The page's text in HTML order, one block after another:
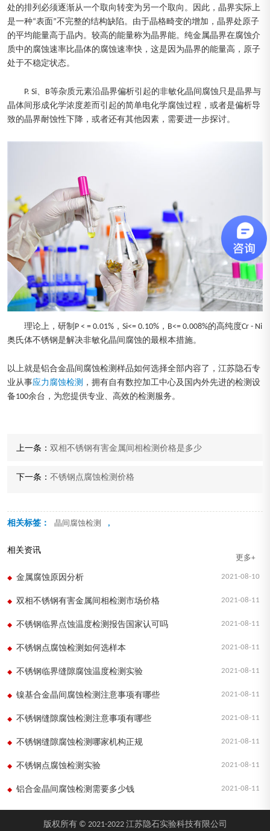
处的排列必须逐渐从一个取向转变为另一个取向。因此，晶界实际上
是一种“表面”不完整的结构缺陷。由于晶格畸变的增加，晶界处原子
的平均能量高于晶内。较高的能量称为晶界能。纯金属晶界在腐蚀介
质中的腐蚀速率比晶体的腐蚀速率快，这是因为晶界的能量高，原子
处于不稳定状态。
P. Si、B等杂质元素沿晶界偏析引起的非敏化晶间腐蚀只是晶界与
晶体间形成化学浓度差而引起的简单电化学腐蚀过程，或者是偏析导
致的晶界耐蚀性下降，或者还有其他因素，需要进一步探讨。
理论上，研制P < = 0.01%，Si<= 0.10%，B<= 0.008%的高纯度Cr - Ni
奥氏体不锈钢是解决非敏化晶间腐蚀的最根本措施。
以上就是铝合金晶间腐蚀检测样品如何选择全部内容了，江苏隐石专
业从事应力腐蚀检测 ，拥有自有数控加工中心及国内外先进的检测设
备100余台，为您提供专业、高效的检测服务。
上一条： 双相不锈钢有害金属间相检测价格是多少
下一条： 不锈钢点腐蚀检测价格
相关标签： 晶间腐蚀检测 ,
相关资讯
更多+
2021-08-10
金属腐蚀原因分析
2021-08-11
双相不锈钢有害金属间相检测市场价格
2021-08-11
不锈钢临界点蚀温度检测报告国家认可吗
2021-08-11
不锈钢点腐蚀检测如何选样本
2021-08-11
不锈钢临界缝隙腐蚀温度检测实验
2021-08-11
镍基合金晶间腐蚀检测注意事项有哪些
2021-08-11
不锈钢缝隙腐蚀检测注意事项有哪些
2021-08-11
不锈钢缝隙腐蚀检测哪家机构正规
2021-08-11
不锈钢点腐蚀检测实验
2021-08-11
铝合金晶间腐蚀检测需要多少钱
版权所有 © 2021-2022 江苏隐石实验科技有限公司